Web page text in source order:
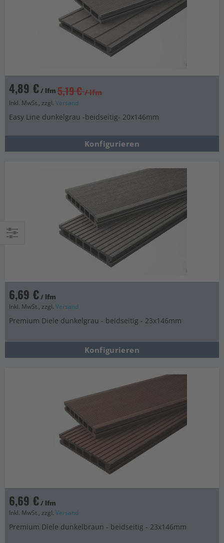
4,89 €/ lfm 5,19 € / lfm
Inkl. MwSt., zzgl. Versand
Easy Line dunkelgrau -beidseitig- 20x146mm
Konfigurieren
6,69 €/ lfm
Inkl. MwSt., zzgl. Versand
Premium Diele dunkelgrau - beidseitig - 23x146mm
Konfigurieren
6,69 €/ lfm
Inkl. MwSt., zzgl. Versand
Premium Diele dunkelbraun - beidseitig - 23x146mm